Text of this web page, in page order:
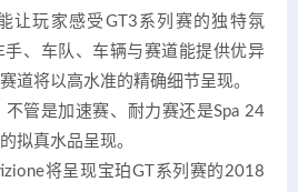
让玩家感受GT3系列赛的独特氛
手、车队、车辆与赛道能提供优异
道将以高水准的精确细节呈现。
管是加速赛、耐力赛还是Spa 24
拟真水品呈现。
将呈现宝珀GT系列赛的2018